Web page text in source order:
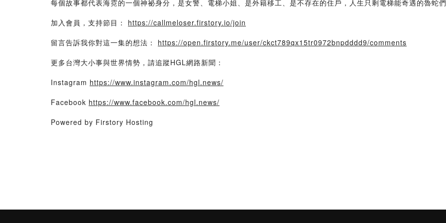
每個故事都代表海霓的一個神祕身分，是女警、電梯小姐、是外籍移工、是不存在的住戶，人生只剩電梯能奇遇的魯蛇們
加入會員，支持節目： https://callmeloser.firstory.io/join
留言告訴我你對這一集的想法： https://open.firstory.me/user/ckct789qx15tr0972bnpdddd9/comments
更多台灣大小事與世界情勢，請追蹤HGL網路新聞：
Instagram https://www.instagram.com/hgl.news/
Facebook https://www.facebook.com/hgl.news/
Powered by Firstory Hosting